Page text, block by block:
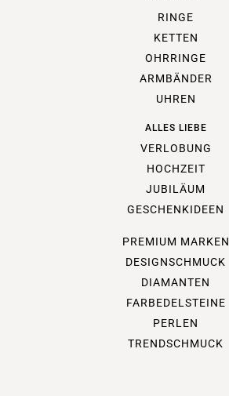
RINGE
KETTEN
OHRRINGE
ARMBÄNDER
UHREN
ALLES LIEBE
VERLOBUNG
HOCHZEIT
JUBILÄUM
GESCHENKIDEEN
PREMIUM MARKEN
DESIGNSCHMUCK
DIAMANTEN
FARBEDELSTEINE
PERLEN
TRENDSCHMUCK